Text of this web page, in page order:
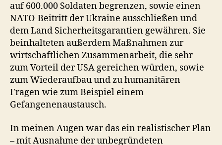
auf 600.000 Soldaten begrenzen, sowie einen
NATO-Beitritt der Ukraine ausschließen und
dem Land Sicherheitsgarantien gewähren. Sie
beinhalteten außerdem Maßnahmen zur
wirtschaftlichen Zusammenarbeit, die sehr
zum Vorteil der USA gereichen würden, sowie
zum Wiederaufbau und zu humanitären
Fragen wie zum Beispiel einem
Gefangenenaustausch.
In meinen Augen war das ein realistischer Plan
– mit Ausnahme der unbegründeten